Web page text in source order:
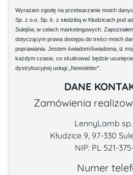
Wyrażam zgodę na przetwarzanie moich
Sp. z o.o. Sp. k. z siedzibą w Kłudzicach pod
Sulejów, w celach marketingowych.
dotyczącym prawa dostępu do treści moich
poprawiania. Jestem świadom/świadoma, iż
każdym czasie, co skutkować będzie
dystrybucyjnej usługi „Newsletter”.
DANE
Zamówienia
LennyLamb
Kłudzice 9, 97-330
NIP: PL 521-
Numer